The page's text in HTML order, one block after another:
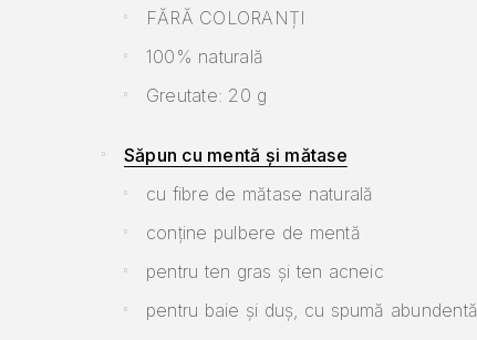
FĂRĂ COLORANȚI
100% naturală
Greutate: 20 g
Săpun cu mentă și mătase
cu fibre de mătase naturală
conține pulbere de mentă
pentru ten gras și ten acneic
pentru baie și duș, cu spumă abundentă